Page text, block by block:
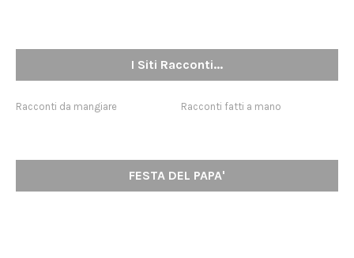
I Siti Racconti...
Racconti da mangiare Racconti fatti a mano
FESTA DEL PAPA'